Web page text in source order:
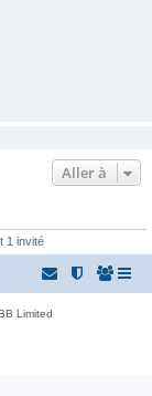
Aller à
1 invité
Limited